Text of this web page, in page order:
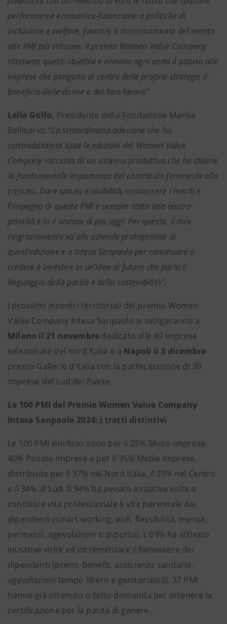
performance economico-finanziarie a politiche di
inclusione e welfare, favorire il riconoscimento del merito
alle PMI più virtuose. Il premio Women Value Company
riassume questi obiettivi e rinnova ogni anno il plauso alle
imprese che pongono al centro delle proprie strategie il
beneficio delle donne e del loro lavoro”.
Lella Golfo, Presidente della Fondazione Marisa
Bellisario: “La straordinaria adesione che ha
contraddistinto tutte le edizioni del Women Value
Company racconta di un sistema produttivo che ha chiara
la fondamentale importanza del contributo femminile alla
crescita. Dare spazio e visibilità, riconoscere i meriti e
l’impegno di queste PMI è sempre stata una nostra
priorità e lo è ancora di più oggi. Per questo, il mio
ringraziamento va alle aziende protagoniste di
quest’edizione e a Intesa Sanpaolo per continuare a
credere e investire in un’idea di futuro che parla il
linguaggio della parità e della sostenibilità”.
I prossimi incontri territoriali del premio Women
Value Company Intesa Sanpaolo si svolgeranno a
Milano il 21 novembre dedicato alle 40 imprese
selezionate del nord Italia e a Napoli il 3 dicembre
presso Gallerie d’Italia con la partecipazione di 30
imprese del sud del Paese.
Le 100 PMI del Premio Women Value Company
Intesa Sanpaolo 2024: i tratti distintivi
Le 100 PMI vincitrici sono per il 25% Micro-imprese,
40% Piccole Imprese e per il 35% Medie Imprese,
distribuite per il 37% nel Nord Italia, il 29% nel Centro
e il 34% al Sud. Il 94% ha avviato iniziative volte a
conciliare vita professionale e vita personale dei
dipendenti (smart working, asili, flessibilità, mensa,
permessi, agevolazioni trasporto). L’89% ha attivato
iniziative volte ad incrementare il benessere dei
dipendenti (premi, benefit, assistenza sanitaria,
agevolazioni tempo libero e genitorialità). 37 PMI
hanno già ottenuto o fatto domanda per ottenere la
certificazione per la parità di genere.